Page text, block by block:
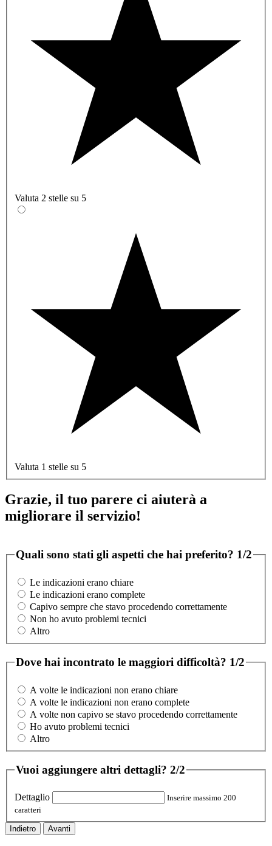
Valuta 2 stelle su 5
Valuta 1 stelle su 5
Grazie, il tuo parere ci aiuterà a
migliorare il servizio!
Quali sono stati gli aspetti che hai preferito? 1/2
Le indicazioni erano chiare
Le indicazioni erano complete
Capivo sempre che stavo procedendo correttamente
Non ho avuto problemi tecnici
Altro
Dove hai incontrato le maggiori difficoltà? 1/2
A volte le indicazioni non erano chiare
A volte le indicazioni non erano complete
A volte non capivo se stavo procedendo correttamente
Ho avuto problemi tecnici
Altro
Vuoi aggiungere altri dettagli? 2/2
Dettaglio
Inserire massimo 200
caratteri
Indietro Avanti